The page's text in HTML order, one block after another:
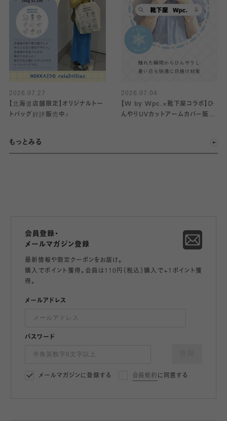
2026.07.27
【北海道店舗限定】オリジナルトー
トバッグ好評販売中♪
2026.07.04
【W by Wpc.×靴下屋コラボ】ひ
んやりUVカットアームカバー販売
もっとみる
会員登録・
メールマガジン登録
最新情報や限定クーポンをお届け。
購入でポイント獲得。会員は110円（税込）購入で+1ポイント獲
得。
メールアドレス
パスワード
メールマガジンに登録する 会員規約 に同意する